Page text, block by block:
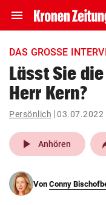
menu Navigation
ein-/ausklappen
account_circle Anmelden
pin_drop
Wien
DAS GROSSE
Lässt Sie
Herr Kern?
Persönlich 03.07.2022
play_arrow Anhören
Von Conny